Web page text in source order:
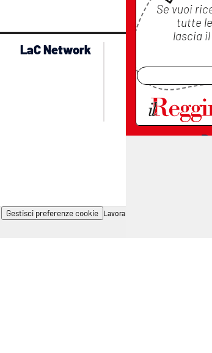
Se vuoi
tutte
lascia
LaC Network
laconair.it
Gestisci preferenze cookie Lavora con noi